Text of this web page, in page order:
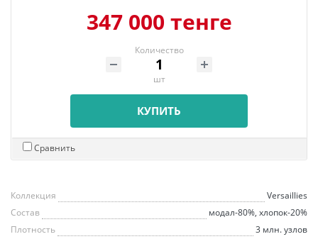
347 000 тенге
Количество
шт
КУПИТЬ
Сравнить
Коллекция
Versaillies
Состав
модал-80%, хлопок-20%
Плотность
3 млн. узлов